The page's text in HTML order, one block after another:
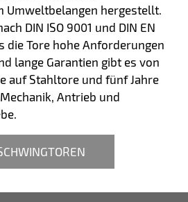
Umweltbelangen hergestellt.
DIN ISO 9001 und DIN EN
die Tore hohe Anforderungen
lange Garantien gibt es von
auf Stahltore und fünf Jahre
Antrieb und